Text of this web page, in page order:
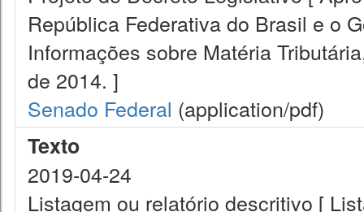
República Federativa do Brasil e o
Informações sobre Matéria
de 2014. ]
Senado Federal (application/pdf)
Texto
2019-04-24
Listagem ou relatório descritivo [